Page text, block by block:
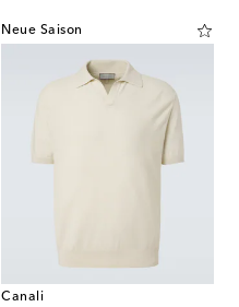
Neue Saison
Canali